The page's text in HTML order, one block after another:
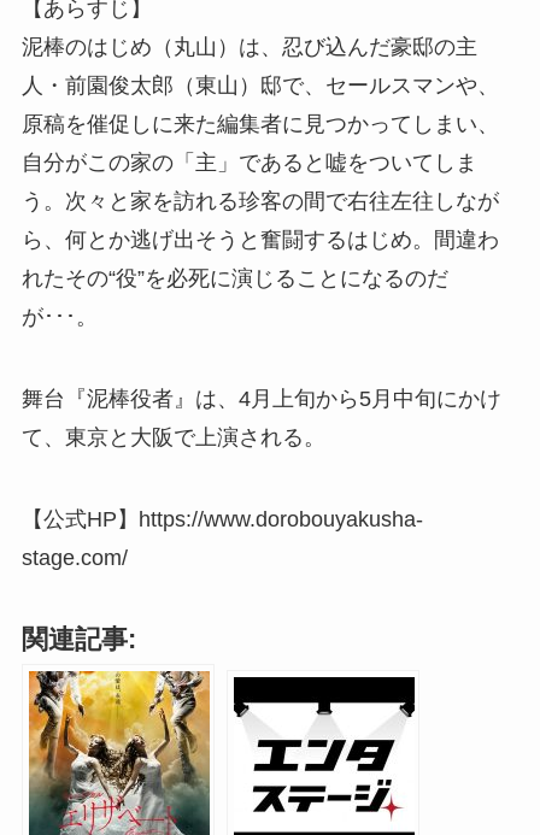
【あらすじ】
泥棒のはじめ（丸山）は、忍び込んだ豪邸の主
人・前園俊太郎（東山）邸で、セールスマンや、
原稿を催促しに来た編集者に見つかってしまい、
自分がこの家の「主」であると嘘をついてしま
う。次々と家を訪れる珍客の間で右往左往しなが
ら、何とか逃げ出そうと奮闘するはじめ。間違わ
れたその“役”を必死に演じることになるのだ
が･･･。
舞台『泥棒役者』は、4月上旬から5月中旬にかけ
て、東京と大阪で上演される。
【公式HP】https://www.dorobouyakusha-
stage.com/
関連記事: